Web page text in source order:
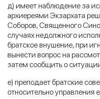
д) имеет наблюдение за
архиереями Экзархата
Соборов, Священного
случаях недолжного
братское внушение, при
вынести вопрос на
затем сообщить о
е) преподает братские
относительно